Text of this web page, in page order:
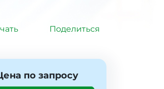
Поделиться
по запросу